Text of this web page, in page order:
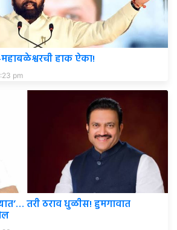
हाक ऐका!
pm
तरी ठराव धुळीस! हुमगावात